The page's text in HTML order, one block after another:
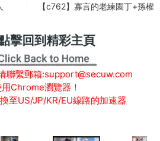
【c762】寡言的老練園丁+孫權
聯繫郵箱:support@secuw.com
Chrome瀏覽器！
至US/JP/KR/EU線路的加速器